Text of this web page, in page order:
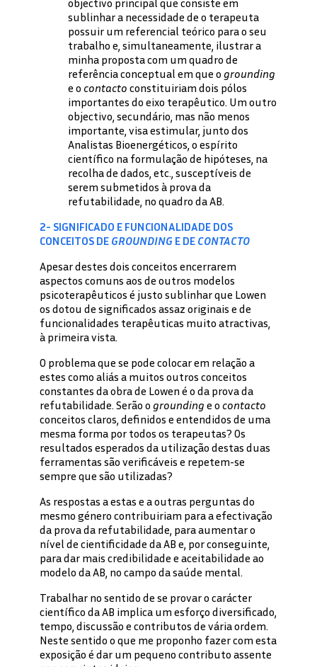
sublinhar a necessidade de o terapeuta
possuir um referencial teórico para o seu
trabalho e, simultaneamente, ilustrar a
minha proposta com um quadro de
referência conceptual em que o grounding
e o contacto constituiriam dois pólos
importantes do eixo terapêutico. Um outro
objectivo, secundário, mas não menos
importante, visa estimular, junto dos
Analistas Bioenergéticos, o espírito
científico na formulação de hipóteses, na
recolha de dados, etc., susceptíveis de
serem submetidos à prova da
refutabilidade, no quadro da AB.
2- SIGNIFICADO E FUNCIONALIDADE DOS
CONCEITOS DE GROUNDING E DE CONTACTO
Apesar destes dois conceitos encerrarem
aspectos comuns aos de outros modelos
psicoterapêuticos é justo sublinhar que Lowen
os dotou de significados assaz originais e de
funcionalidades terapêuticas muito atractivas,
à primeira vista.
O problema que se pode colocar em relação a
estes como aliás a muitos outros conceitos
constantes da obra de Lowen é o da prova da
refutabilidade. Serão o grounding e o contacto
conceitos claros, definidos e entendidos de uma
mesma forma por todos os terapeutas? Os
resultados esperados da utilização destas duas
ferramentas são verificáveis e repetem-se
sempre que são utilizadas?
As respostas a estas e a outras perguntas do
mesmo género contribuiriam para a efectivação
da prova da refutabilidade, para aumentar o
nível de cientificidade da AB e, por conseguinte,
para dar mais credibilidade e aceitabilidade ao
modelo da AB, no campo da saúde mental.
Trabalhar no sentido de se provar o carácter
científico da AB implica um esforço diversificado,
tempo, discussão e contributos de vária ordem.
Neste sentido o que me proponho fazer com esta
exposição é dar um pequeno contributo assente